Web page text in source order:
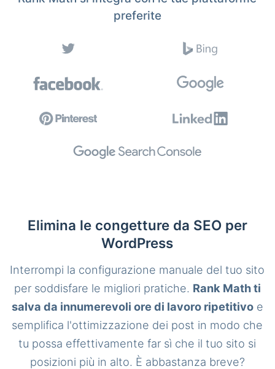
preferite
Elimina le congetture da SEO per
WordPress
Interrompi la configurazione manuale del tuo sito
per soddisfare le migliori pratiche. Rank Math ti
salva da innumerevoli ore di lavoro ripetitivoe
semplifica l'ottimizzazione dei post in modo che
tu possa effettivamente far sì che il tuo sito si
posizioni più in alto. È abbastanza breve?